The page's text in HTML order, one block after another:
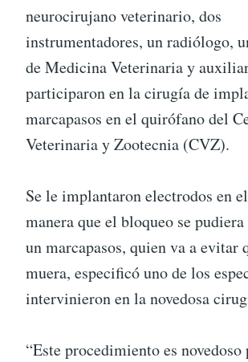
neurocirujano veterinario, dos
instrumentadores, un radiólogo,
de Medicina Veterinaria y
participaron en la cirugía de
marcapasos en el quirófano del
Veterinaria y Zootecnia (CVZ).
Se le implantaron electrodos en
manera que el bloqueo se
un marcapasos, quien va a evitar
muera, especificó uno de los
intervinieron en la novedosa
“Este procedimiento es